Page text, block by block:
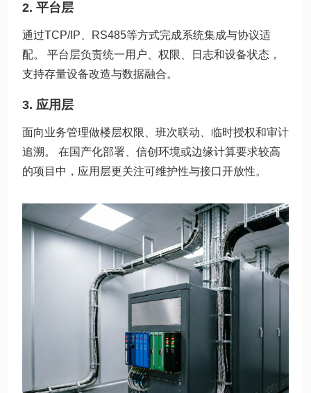
2. 平台层
通过TCP/IP、RS485等方式完成系统集成与协议适
配。 平台层负责统一用户、权限、日志和设备状态，
支持存量设备改造与数据融合。
3. 应用层
面向业务管理做楼层权限、班次联动、临时授权和审计
追溯。 在国产化部署、信创环境或边缘计算要求较高
的项目中，应用层更关注可维护性与接口开放性。